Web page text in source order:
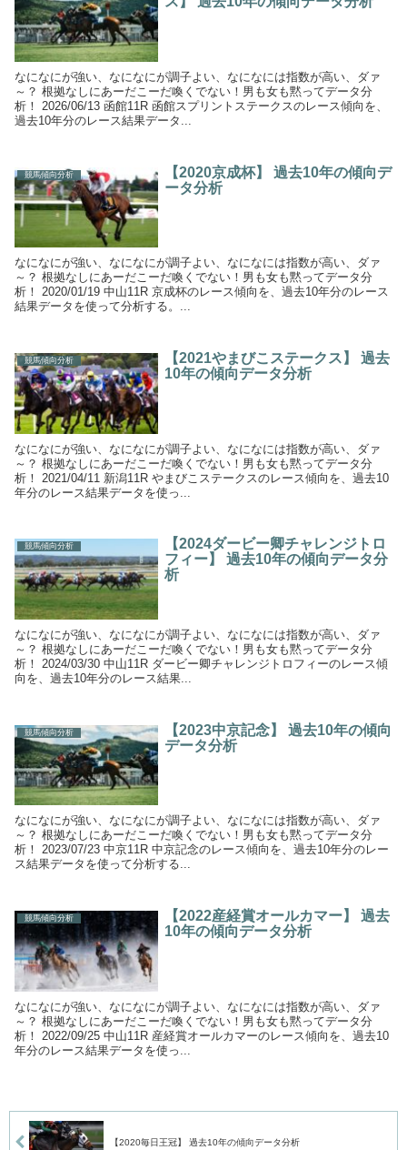
なになにが強い、なになにが調子よい、なになには指数が高い、ダァ
～？ 根拠なしにあーだこーだ喚くでない！男も女も黙ってデータ分
析！ 2026/06/13 函館11R 函館スプリントステークスのレース傾向を、
過去10年分のレース結果データ...
競馬傾向分析
【2020京成杯】 過去10年の傾向デ
ータ分析
なになにが強い、なになにが調子よい、なになには指数が高い、ダァ
～？ 根拠なしにあーだこーだ喚くでない！男も女も黙ってデータ分
析！ 2020/01/19 中山11R 京成杯のレース傾向を、過去10年分のレース
結果データを使って分析する。...
競馬傾向分析
【2021やまびこステークス】 過去
10年の傾向データ分析
なになにが強い、なになにが調子よい、なになには指数が高い、ダァ
～？ 根拠なしにあーだこーだ喚くでない！男も女も黙ってデータ分
析！ 2021/04/11 新潟11R やまびこステークスのレース傾向を、過去10
年分のレース結果データを使っ...
競馬傾向分析
【2024ダービー卿チャレンジトロ
フィー】 過去10年の傾向データ分
析
なになにが強い、なになにが調子よい、なになには指数が高い、ダァ
～？ 根拠なしにあーだこーだ喚くでない！男も女も黙ってデータ分
析！ 2024/03/30 中山11R ダービー卿チャレンジトロフィーのレース傾
向を、過去10年分のレース結果...
競馬傾向分析
【2023中京記念】 過去10年の傾向
データ分析
なになにが強い、なになにが調子よい、なになには指数が高い、ダァ
～？ 根拠なしにあーだこーだ喚くでない！男も女も黙ってデータ分
析！ 2023/07/23 中京11R 中京記念のレース傾向を、過去10年分のレー
ス結果データを使って分析する...
競馬傾向分析
【2022産経賞オールカマー】 過去
10年の傾向データ分析
なになにが強い、なになにが調子よい、なになには指数が高い、ダァ
～？ 根拠なしにあーだこーだ喚くでない！男も女も黙ってデータ分
析！ 2022/09/25 中山11R 産経賞オールカマーのレース傾向を、過去10
年分のレース結果データを使っ...
【2020毎日王冠】 過去10年の傾向データ分析